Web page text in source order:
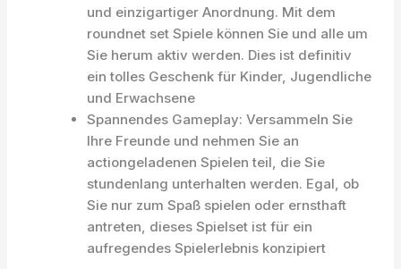
und einzigartiger Anordnung. Mit dem
roundnet set Spiele können Sie und alle um
Sie herum aktiv werden. Dies ist definitiv
ein tolles Geschenk für Kinder, Jugendliche
und Erwachsene
Spannendes Gameplay: Versammeln Sie
Ihre Freunde und nehmen Sie an
actiongeladenen Spielen teil, die Sie
stundenlang unterhalten werden. Egal, ob
Sie nur zum Spaß spielen oder ernsthaft
antreten, dieses Spielset ist für ein
aufregendes Spielerlebnis konzipiert